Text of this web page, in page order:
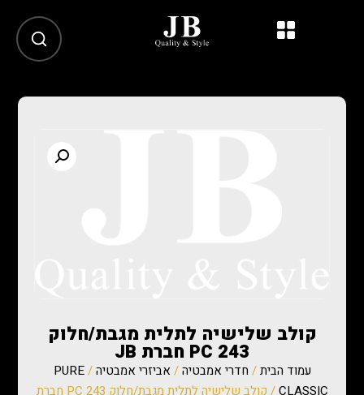
קולב שלישיה לתלית מגבת/חלוק
PC 243 חברת JB
עמוד הבית/ חדרי אמבטיה/ אביזרי אמבטיה/
PURE
CLASSIC
/ קולב שלישיה לתלית מגבת/חלוק PC 243 חברת